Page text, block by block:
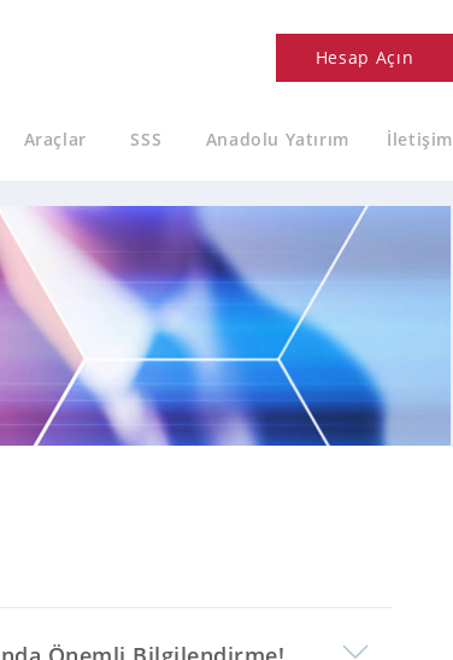
Hesap Açın
Araçlar SSS Anadolu Yatırım İletişim